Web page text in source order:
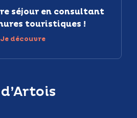
séjour en consultant
touristiques !
Je découvre